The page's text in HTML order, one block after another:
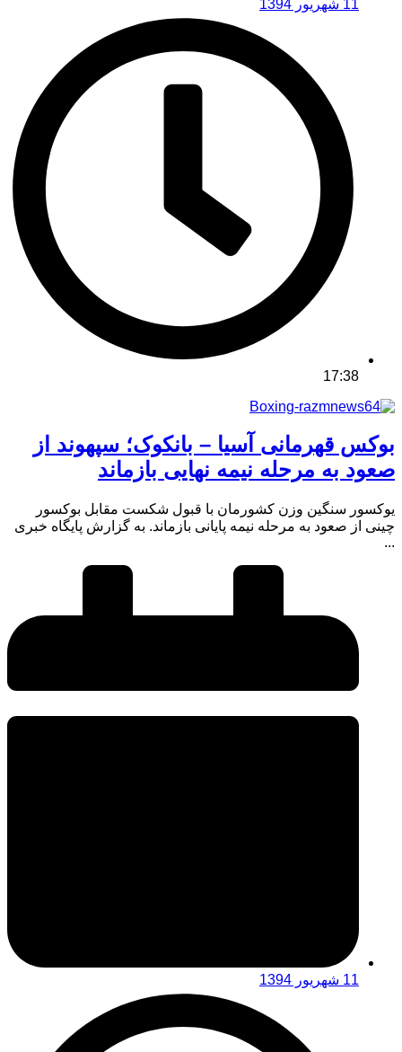
11 شهریور 1394
17:38
بوکس قهرمانی آسیا – بانکوک؛ سپهوند از
صعود به مرحله نیمه نهایی بازماند
یوکسور سنگین وزن کشورمان با قبول شکست مقابل بوکسور
چینی از صعود به مرحله نیمه پایانی بازماند. به گزارش پایگاه خبری
...
11 شهریور 1394